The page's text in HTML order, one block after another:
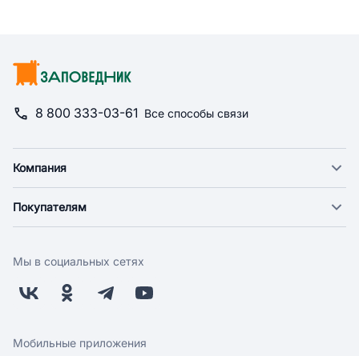
8 800 333-03-61 Все способы связи
Компания
Новости
Поставщикам
Заводчикам
Обратная связь
Покупателям
Оплата
Бонусная программа
Скидки и акции
Мы в социальных сетях
Мобильные приложения